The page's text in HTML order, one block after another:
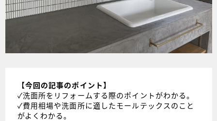
【今回の記事のポイント】
✓洗面所をリフォームする際のポイントがわかる。
✓費用相場や洗面所に適したモールテックスのこと
がよくわかる。